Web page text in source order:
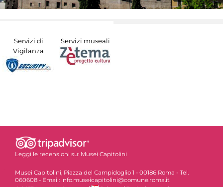
Servizi di
Vigilanza
Servizi museali
Leggi le recensioni su: Musei Capitolini
Musei Capitolini, Piazza del Campidoglio 1 - 00186 Roma - Tel.
060608 - Email: info.museicapitolini@comune.roma.it